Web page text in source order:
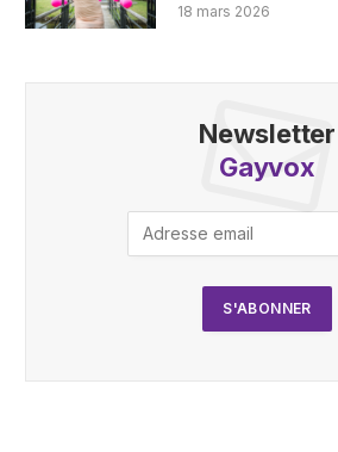
18 mars 2026
Newsletter
Gayvox